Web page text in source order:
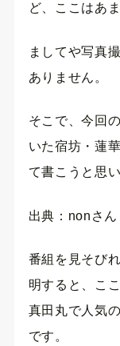
ど、ここはあ
ましてや写真
ありません。
そこで、今回
いた宿坊・蓮
て書こうと思い
出典：nonさん
番組を見そび
明すると、こ
真田丸で人気
です。